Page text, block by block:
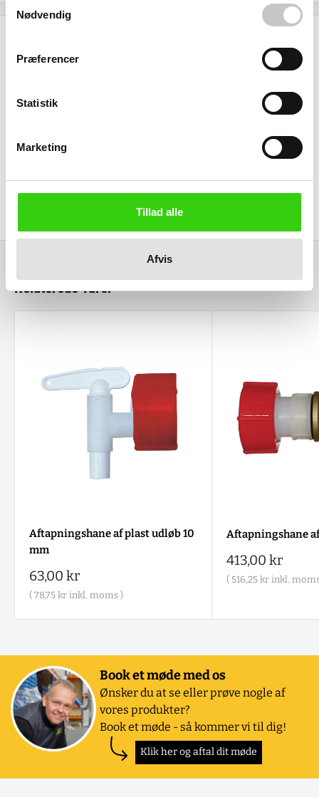
Nødvendig
Præferencer
Statistik
Marketing
Tillad alle
Afvis
Ydre:
Materiale
Relaterede varer
Aftapningshane af plast udløb 10
mm
Salgspris
63,00 kr
( 78,75 kr inkl. moms )
Aftapningshane
Salgspris
413,00 kr
( 516,25 krinkl.
Book et møde med os
Ønsker du at se eller prøve nogle af
vores produkter?
Book et møde - så kommer vi til dig!
Klik her og aftal dit møde